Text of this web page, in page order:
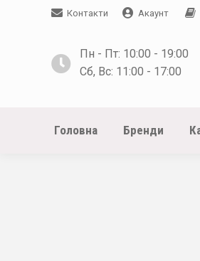
Контакти Акаунт
Пн - Пт: 10:00 - 19:00
Сб, Вс: 11:00 - 17:00
Головна Бренди